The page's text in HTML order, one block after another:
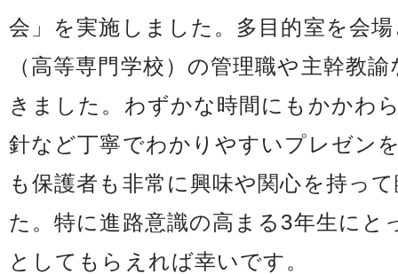
会」を実施しました。多目的室を会
（高等専門学校）の管理職や主幹教
きました。わずかな時間にもかかわ
針など丁寧でわかりやすいプレゼン
も保護者も非常に興味や関心を持っ
た。特に進路意識の高まる3年生にと
としてもらえれば幸いです。